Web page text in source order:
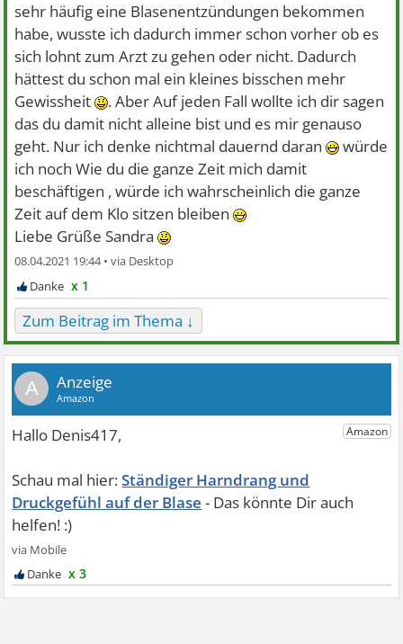
sehr häufig eine Blasenentzündungen bekommen
habe, wusste ich dadurch immer schon vorher ob es
sich lohnt zum Arzt zu gehen oder nicht. Dadurch
hättest du schon mal ein kleines bisschen mehr
Gewissheit
. Aber Auf jeden Fall wollte ich dir sagen
das du damit nicht alleine bist und es mir genauso
geht. Nur ich denke nichtmal dauernd daran
würde
ich noch Wie du die ganze Zeit mich damit
beschäftigen , würde ich wahrscheinlich die ganze
Zeit auf dem Klo sitzen bleiben
Liebe Grüße Sandra
08.04.2021 19:44 •
x 1
Zum Beitrag im Thema ↓
A
Ständiger Harndrang und
Druckgefühl auf der Blase
x 3